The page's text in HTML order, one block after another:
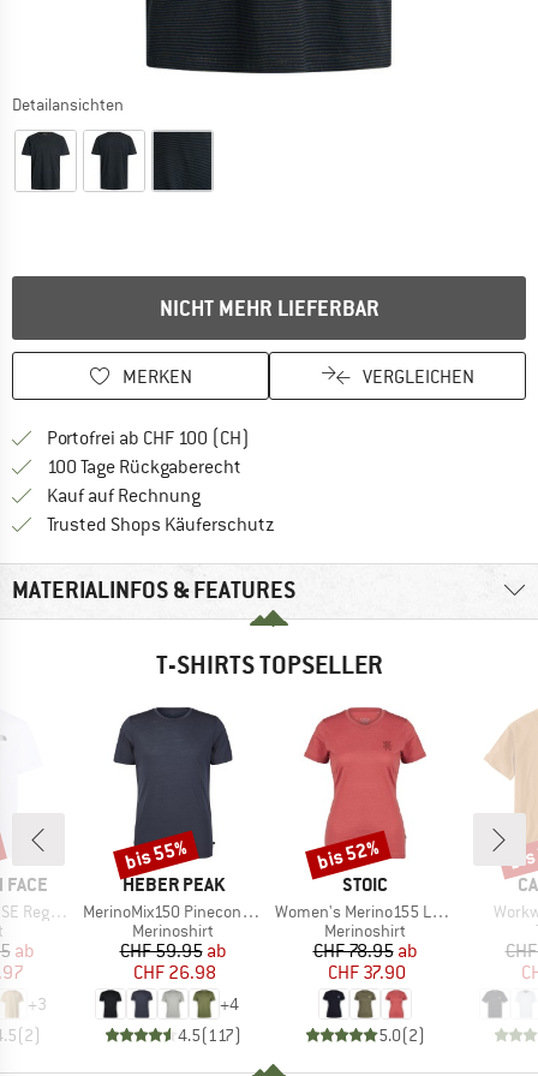
Detailansichten
NICHT MEHR LIEFERBAR
MERKEN VERGLEICHEN
Portofrei ab CHF 100 (CH)
100 Tage Rückgaberecht
Kauf auf RechnungFinde die Zahlungs-Infos hier! Öffnet
Trusted Shops Käuferschutz
MATERIALINFOS & FEATURES
T-SHIRTS TOPSELLER
FACE
Sleeve
Preis
ab
+3
(2)
MARKE
HEBER PEAK
Artikel
MerinoMix150 PineconeHe. II T-Shirt
Produktgruppe
Merinoshirt
Preis
CHF 59.95reduzierter Preis
ab
CHF 26.98
+4
4.5(117)
Rabatt
bis 55%
MARKE
STOIC
Artikel
Women's Merino155 LaholmSt. T-Shirt Daisy Flower
Produktgruppe
Merinoshirt
Preis
CHF 78.95reduzierter Preis
ab
CHF 37.90
5.0(2)
Rabatt
bis 52%
Artikel